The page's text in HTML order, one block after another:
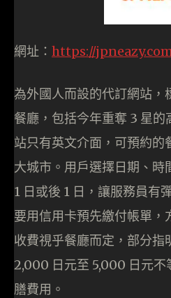
網址： https://
為外國人而設的代訂網站，
餐廳，包括今年重奪 3 星的
站只有英文介面，可預約的
大城市。用戶選擇日期、時
1 日或後 1 日，讓服務員有
要用信用卡預先繳付帳單，
收費視乎餐廳而定，部分指
2,000 日元至 5,000 日元不
膳費用。